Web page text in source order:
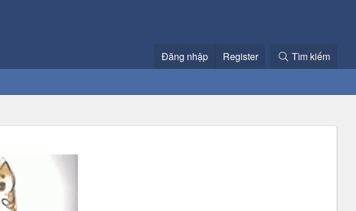
Đăng nhập Register Tìm kiếm